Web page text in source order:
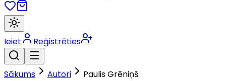
Ieiet Reģistrēties
Sākums Autori Paulis Grēniņš